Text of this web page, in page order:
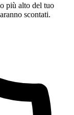
più alto del tuo
scontati.